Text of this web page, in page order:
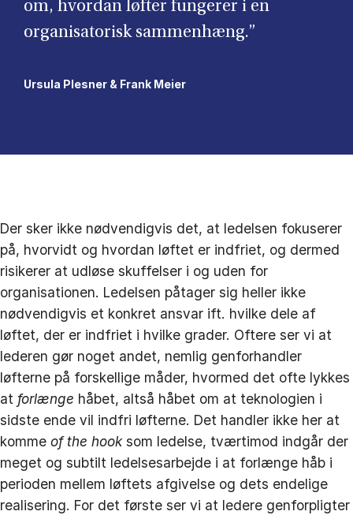
om, hvordan løfter fungerer i en
organisatorisk sammenhæng.”
Ursula Plesner & Frank Meier
Der sker ikke nødvendigvis det, at ledelsen fokuserer
på, hvorvidt og hvordan løftet er indfriet, og dermed
risikerer at udløse skuffelser i og uden for
organisationen. Ledelsen påtager sig heller ikke
nødvendigvis et konkret ansvar ift. hvilke dele af
løftet, der er indfriet i hvilke grader. Oftere ser vi at
lederen gør noget andet, nemlig genforhandler
løfterne på forskellige måder, hvormed det ofte lykkes
at forlænge håbet, altså håbet om at teknologien i
sidste ende vil indfri løfterne. Det handler ikke her at
komme of the hooksom ledelse, tværtimod indgår der
meget og subtilt ledelsesarbejde i at forlænge håb i
perioden mellem løftets afgivelse og dets endelige
realisering. For det første ser vi at ledere genforpligter